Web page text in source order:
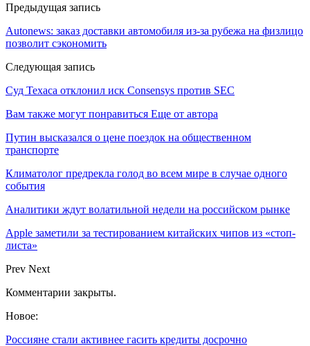
Предыдущая запись
Autonews: заказ доставки автомобиля из-за рубежа на физлицо
позволит сэкономить
Следующая запись
Суд Техаса отклонил иск Consensys против SEC
Вам также могут понравиться Еще от автора
Путин высказался о цене поездок на общественном
транспорте
Климатолог предрекла голод во всем мире в случае одного
события
Аналитики ждут волатильной недели на российском рынке
Apple заметили за тестированием китайских чипов из «стоп-
листа»
Prev Next
Комментарии закрыты.
Новое:
Россияне стали активнее гасить кредиты досрочно